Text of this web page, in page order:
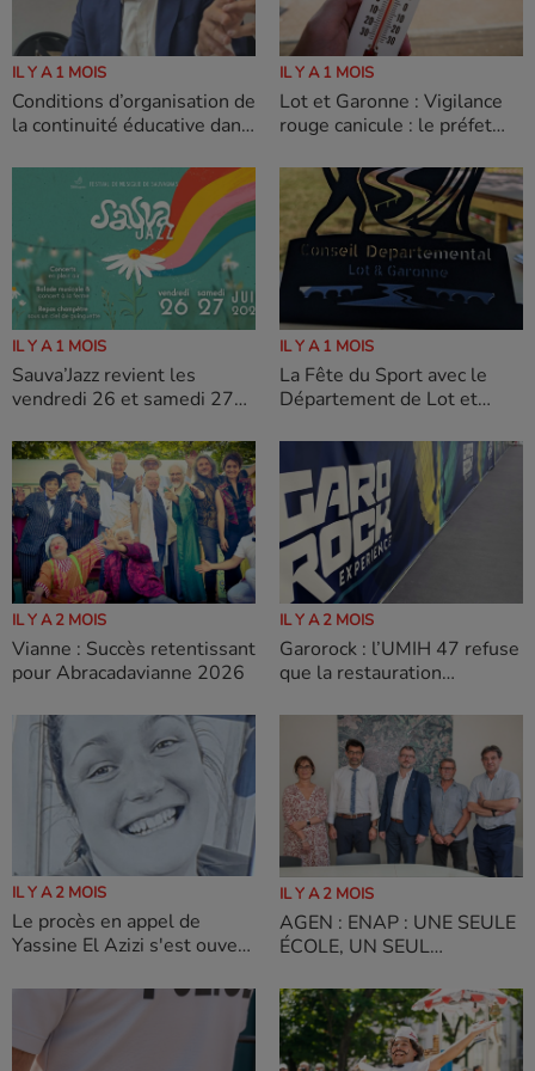
IL Y A 1 MOIS
Conditions d’organisation de
la continuité éducative dans
rouge canicule.
IL Y A 1 MOIS
Lot et Garonne : Vigilance
rouge canicule : le préfet
prudence et annonce des
mesures pour protéger la
population
IL Y A 1 MOIS
Sauva’Jazz revient les
vendredi 26 et samedi 27
IL Y A 1 MOIS
La Fête du Sport avec le
Département de Lot et
IL Y A 2 MOIS
Vianne : Succès retentissant
pour Abracadavianne 2026
IL Y A 2 MOIS
Garorock : l’UMIH 47 refuse
que la restauration
opération marketing
IL Y A 2 MOIS
Le procès en appel de
Yassine El Azizi s'est ouvert
IL Y A 2 MOIS
AGEN : ENAP : UNE SEULE
ÉCOLE, UN SEUL